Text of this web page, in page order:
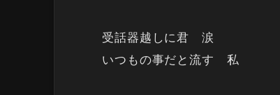
受話器越しに君 涙
いつもの事だと流す 私